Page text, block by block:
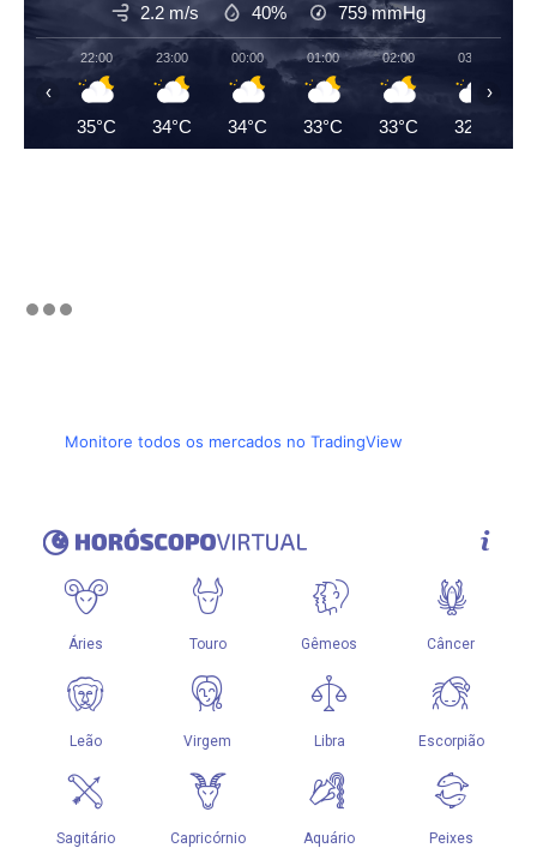
2.2 m/s 40% 759mmHg
22:00
35°C
23:00
34°C
00:00
34°C
01:00
33°C
02:00
33°C
03:00
32°C
‹ ›
Monitore todos os mercados no TradingView